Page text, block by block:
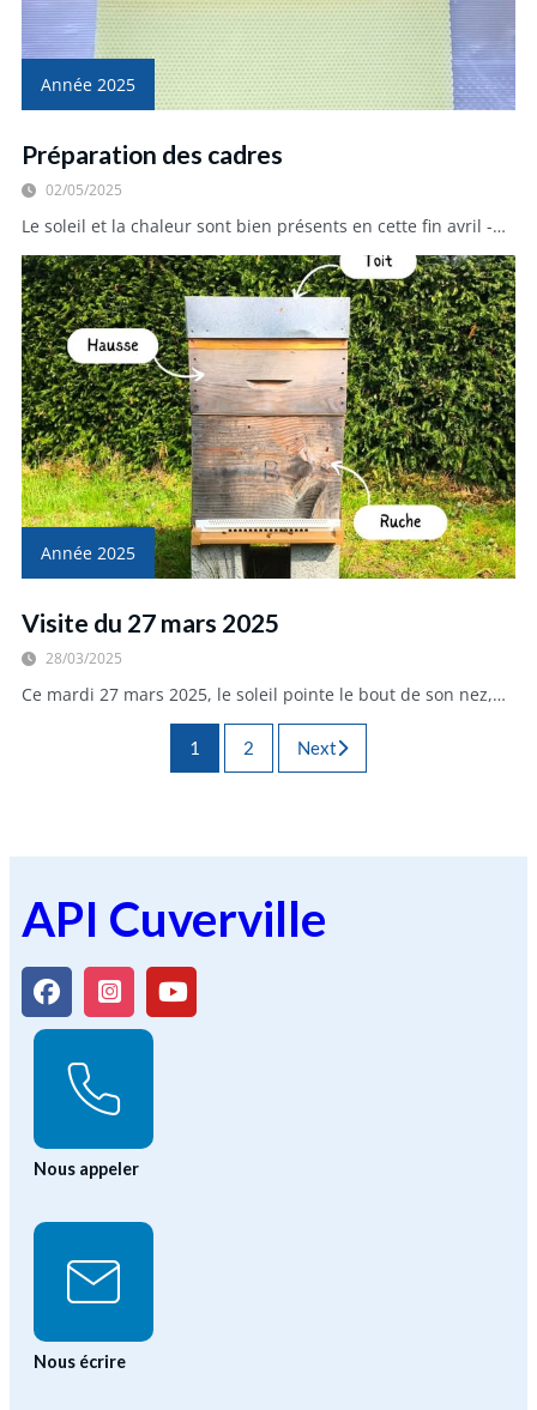
Année 2025
Préparation des cadres
02/05/2025
Le soleil et la chaleur sont bien présents en cette fin avril -…
Année 2025
Visite du 27 mars 2025
28/03/2025
Ce mardi 27 mars 2025, le soleil pointe le bout de son nez,…
1 2 Next
API Cuverville
Nous appeler
Nous écrire